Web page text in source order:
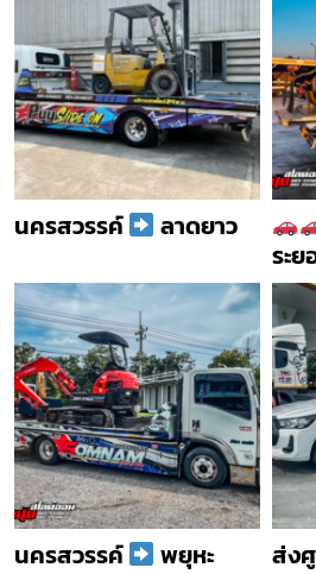
นครสวรรค์ ลาดยาว
ระย
นครสวรรค์ พยุหะ ส่ง